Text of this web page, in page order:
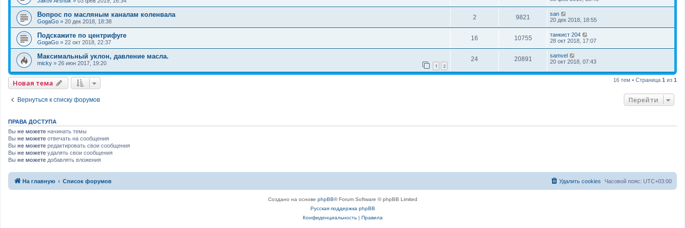
Вопрос по масляным каналам коленвала
GogaGo » 20 дек 2018, 18:38
2 9821
san
20 дек 2018, 18:55
Подскажите по центрифуге
GogaGo » 22 окт 2018, 22:37
16 10755
танкист 204
28 окт 2018, 17:07
Максимальный уклон, давление масла.
micky » 26 июн 2017, 19:20 1 2
24 20891
samvel
20 окт 2018, 07:43
Новая тема 16 тем • Страница 1 из 1
Вернуться к списку форумов Перейти
ПРАВА ДОСТУПА
Вы не можете начинать темы
Вы не можете отвечать на сообщения
Вы не можете редактировать свои сообщения
Вы не можете удалять свои сообщения
Вы не можете добавлять вложения
На главную Список форумов Часовой пояс: UTC+03:00
Удалить cookies
Создано на основе phpBB® Forum Software © phpBB Limited
Русская поддержка phpBB
Конфиденциальность| Правила